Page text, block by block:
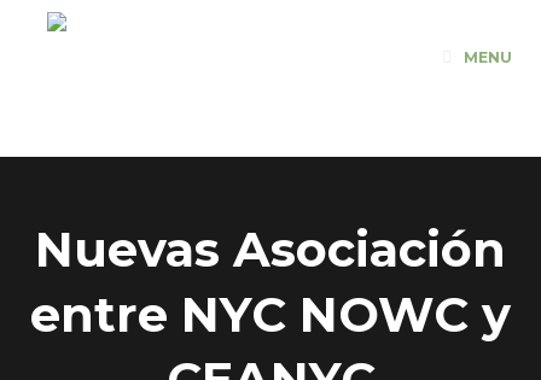
MENU
Nuevas Asociación
entre NYC NOWC y